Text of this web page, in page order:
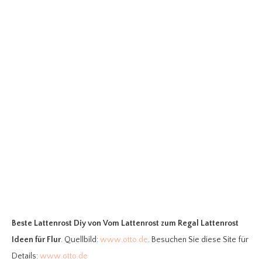
Beste Lattenrost Diyvon Vom Lattenrost zum Regal Lattenrost
Ideen für Flur. Quellbild:www.otto.de. Besuchen Sie diese Site für
Details:www.otto.de